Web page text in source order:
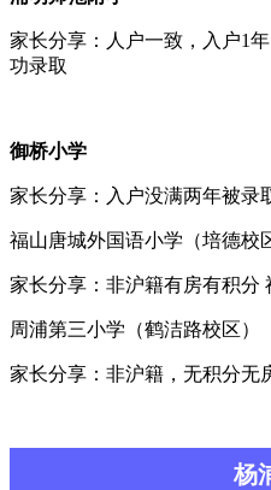
家长分享：人户一致，入户1
功录取
御桥小学
家长分享：入户没满两年被录
福山唐城外国语小学（培德校
家长分享：非沪籍有房有积分
周浦第三小学（鹤洁路校区）
家长分享：非沪籍，无积分无
杨